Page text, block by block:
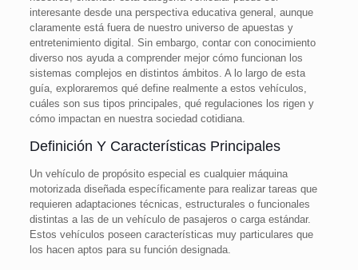
interesante desde una perspectiva educativa general, aunque
claramente está fuera de nuestro universo de apuestas y
entretenimiento digital. Sin embargo, contar con conocimiento
diverso nos ayuda a comprender mejor cómo funcionan los
sistemas complejos en distintos ámbitos. A lo largo de esta
guía, exploraremos qué define realmente a estos vehículos,
cuáles son sus tipos principales, qué regulaciones los rigen y
cómo impactan en nuestra sociedad cotidiana.
Definición Y Características Principales
Un vehículo de propósito especial es cualquier máquina
motorizada diseñada específicamente para realizar tareas que
requieren adaptaciones técnicas, estructurales o funcionales
distintas a las de un vehículo de pasajeros o carga estándar.
Estos vehículos poseen características muy particulares que
los hacen aptos para su función designada.